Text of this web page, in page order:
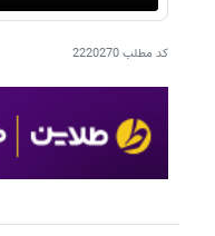
کد مطلب2220270